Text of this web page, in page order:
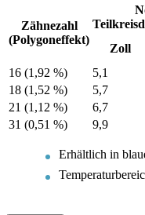
Zähnezahl
(Polygoneffekt)
Zoll
16 (1,92 %)
5,1
18 (1,52 %)
5,7
21 (1,12 %)
6,7
31 (0,51 %)
9,9
Erhältlich in